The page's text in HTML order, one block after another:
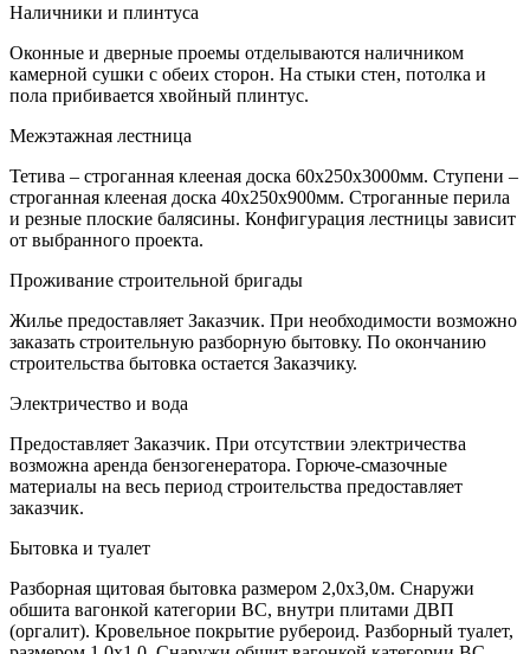
Наличники и плинтуса
Оконные и дверные проемы отделываются наличником
камерной сушки с обеих сторон. На стыки стен, потолка и
пола прибивается хвойный плинтус.
Межэтажная лестница
Тетива – строганная клееная доска 60х250х3000мм. Ступени –
строганная клееная доска 40х250х900мм. Строганные перила
и резные плоские балясины. Конфигурация лестницы зависит
от выбранного проекта.
Проживание строительной бригады
Жилье предоставляет Заказчик. При необходимости возможно
заказать строительную разборную бытовку. По окончанию
строительства бытовка остается Заказчику.
Электричество и вода
Предоставляет Заказчик. При отсутствии электричества
возможна аренда бензогенератора. Горюче-смазочные
материалы на весь период строительства предоставляет
заказчик.
Бытовка и туалет
Разборная щитовая бытовка размером 2,0х3,0м. Снаружи
обшита вагонкой категории ВС, внутри плитами ДВП
(оргалит). Кровельное покрытие рубероид. Разборный туалет,